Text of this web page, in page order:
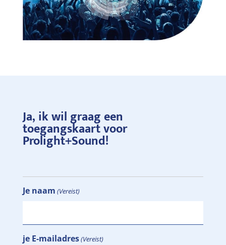
Ja, ik wil graag een
toegangskaart voor
Prolight+Sound!
Je naam (Vereist)
je E-mailadres(Vereist)